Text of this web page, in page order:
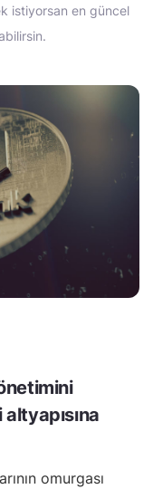
istiyorsan en güncel
omurgası